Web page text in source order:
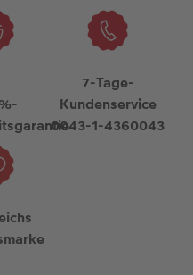
7-Tage-
Kundenservice
0043-1-4360043